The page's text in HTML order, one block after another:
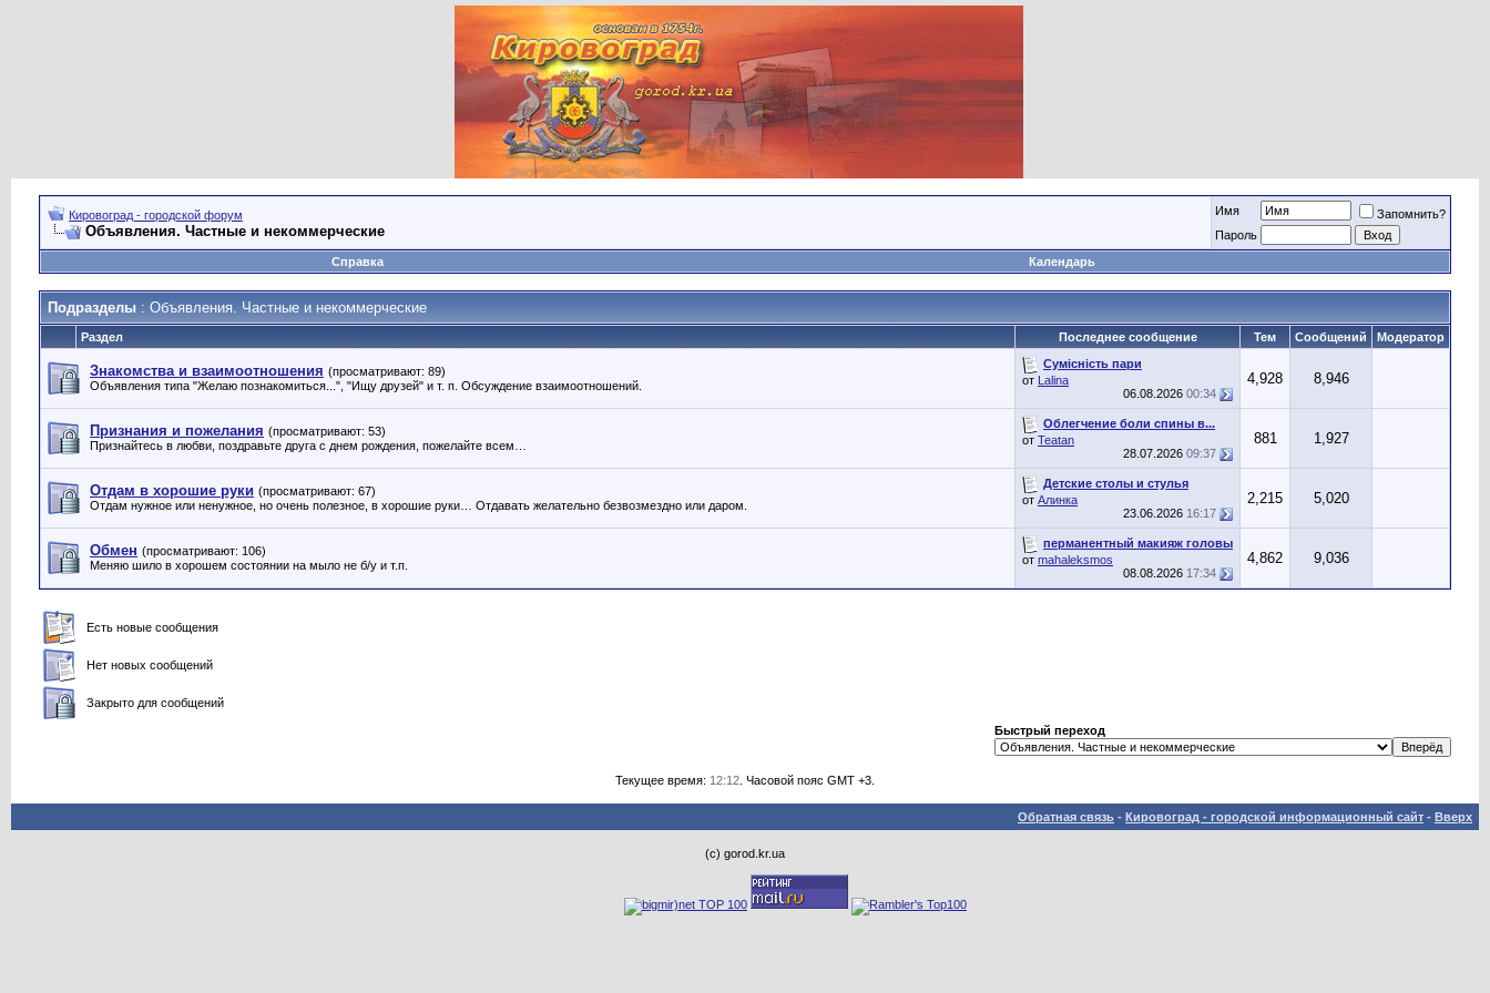
Кировоград - городской форум
Объявления. Частные и некоммерческие
Имя
Запомнить?
Пароль
Справка
Календарь
Подразделы : Объявления. Частные и некоммерческие
Раздел Последнее сообщение Тем Сообщений Модератор
Знакомства и взаимоотношения (просматривают: 89)
Объявления типа "Желаю познакомиться...", "Ищу друзей" и т. п. Обсуждение взаимоотношений.
Сумісність пари
от Lalina
06.08.2026 00:34
4,928 8,946
Признания и пожелания (просматривают: 53)
Признайтесь в любви, поздравьте друга с днем рождения, пожелайте всем…
Облегчение боли спины в...
от Teatan
28.07.2026 09:37
881 1,927
Отдам в хорошие руки (просматривают: 67)
Отдам нужное или ненужное, но очень полезное, в хорошие руки… Отдавать желательно безвозмездно или даром.
Детские столы и стулья
от Алинка
23.06.2026 16:17
2,215 5,020
Обмен (просматривают: 106)
Меняю шило в хорошем состоянии на мыло не б/у и т.п.
перманентный макияж головы
от mahaleksmos
08.08.2026 17:34
4,862 9,036
Есть новые сообщения
Нет новых сообщений
Закрыто для сообщений
Быстрый переход
Текущее время: 12:12 . Часовой пояс GMT +3.
Обратная связь - Кировоград - городской информационный сайт - Вверх
(с) gorod.kr.ua